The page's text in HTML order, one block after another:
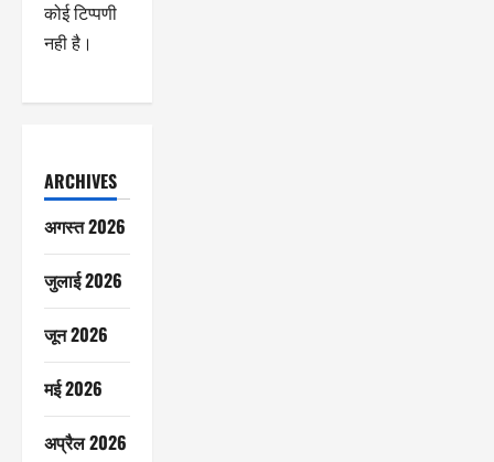
कोई टिप्पणी
नही है।
ARCHIVES
अगस्त 2026
जुलाई 2026
जून 2026
मई 2026
अप्रैल 2026